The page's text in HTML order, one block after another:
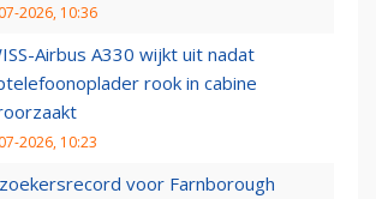
2026, 10:36
Airbus A330 wijkt uit nadat
rook in cabine
2026, 10:23
voor Farnborough